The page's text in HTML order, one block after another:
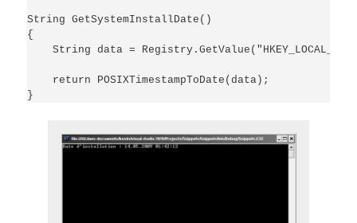
String GetSystemInstallDate()
{
String data =
    return POSIXTimestampToDate(data);
}